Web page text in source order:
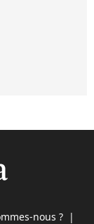
nous ? |